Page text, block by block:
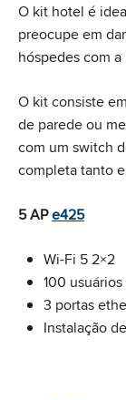
O kit hotel é
preocupe em
hóspedes com
O kit consiste
de parede ou
com um switch
completa tanto
5 APe425
Wi-Fi 5 2×2
100
3 portas
Instalação